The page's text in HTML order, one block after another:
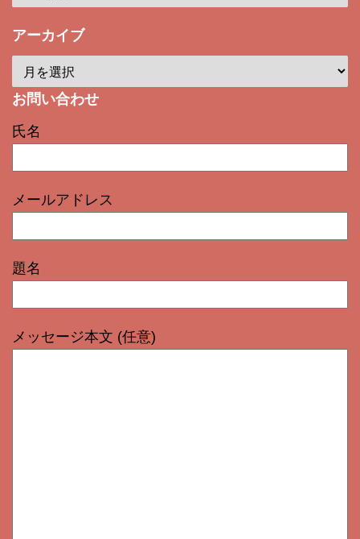
アーカイブ
お問い合わせ
氏名
メールアドレス
題名
メッセージ本文 (任意)